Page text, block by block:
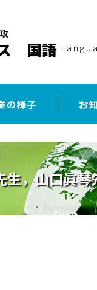
ス 国語
の様子 お
，山口眞